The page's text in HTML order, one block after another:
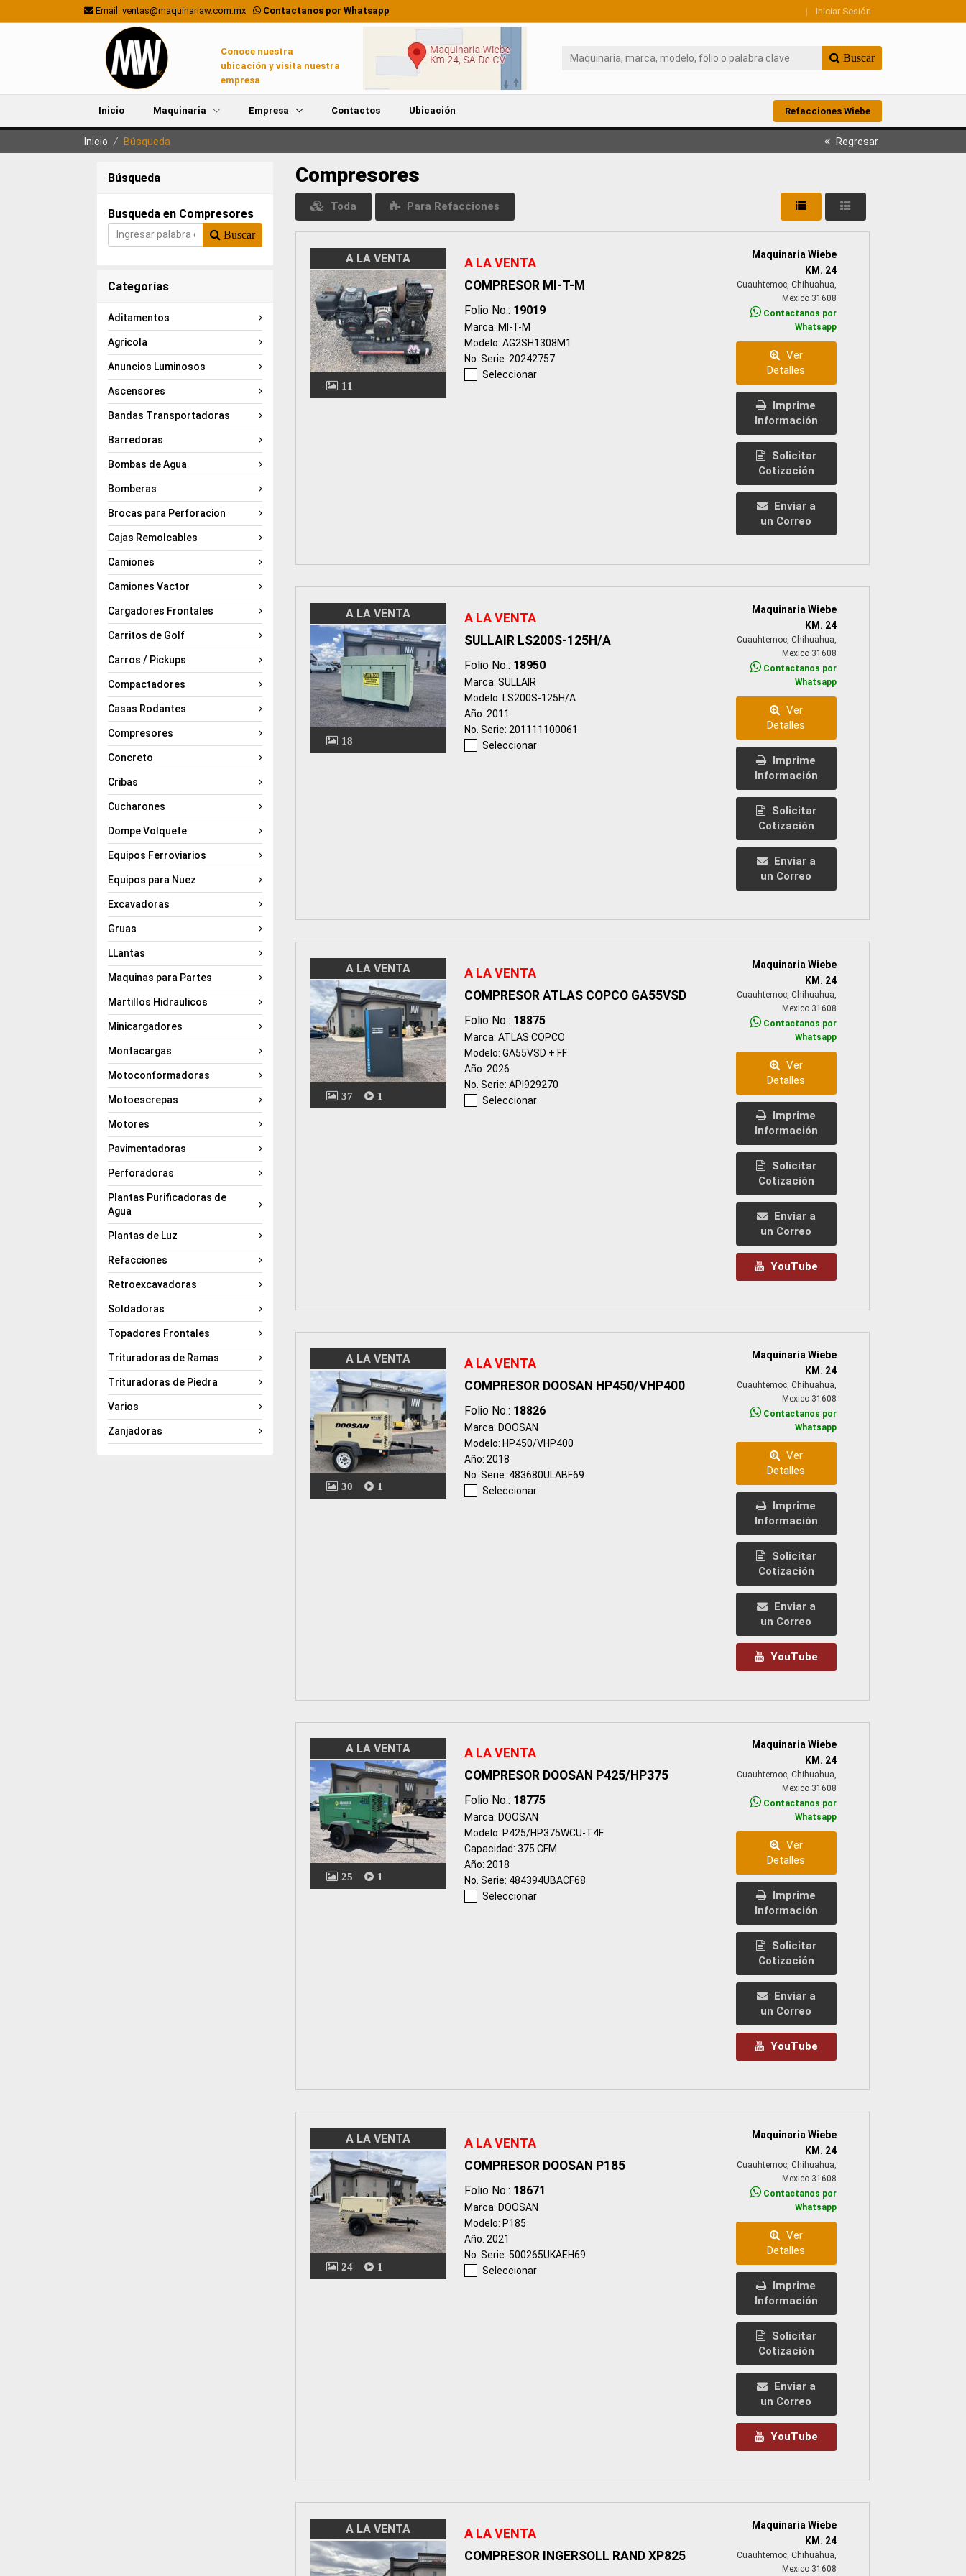
Email: ventas@maquinariaw.com.mx Contactanos por Whatsapp | Iniciar Sesión
Conoce nuestra
ubicación y visita nuestra
empresa
Buscar
Inicio Maquinaria Empresa Contactos Ubicación Refacciones Wiebe
Inicio / Búsqueda Regresar
Búsqueda
Busqueda en Compresores
Buscar
Categorías
Aditamentos
Agricola
Anuncios Luminosos
Ascensores
Bandas Transportadoras
Barredoras
Bombas de Agua
Bomberas
Brocas para Perforacion
Cajas Remolcables
Camiones
Camiones Vactor
Cargadores Frontales
Carritos de Golf
Carros / Pickups
Compactadores
Casas Rodantes
Compresores
Concreto
Cribas
Cucharones
Dompe Volquete
Equipos Ferroviarios
Equipos para Nuez
Excavadoras
Gruas
LLantas
Maquinas para Partes
Martillos Hidraulicos
Minicargadores
Montacargas
Motoconformadoras
Motoescrepas
Motores
Pavimentadoras
Perforadoras
Plantas Purificadoras de
Agua
Plantas de Luz
Refacciones
Retroexcavadoras
Soldadoras
Topadores Frontales
Trituradoras de Ramas
Trituradoras de Piedra
Varios
Zanjadoras
Compresores
Toda Para Refacciones
A LA VENTA
11
A LA VENTA
COMPRESOR MI-T-M
Folio No.: 19019
Marca: MI-T-M
Modelo: AG2SH1308M1
No. Serie: 20242757
Seleccionar
Maquinaria Wiebe
KM. 24
Cuauhtemoc, Chihuahua,
Mexico 31608
Contactanos por
Whatsapp
Ver
Detalles
Imprime
Información
Solicitar
Cotización
Enviar a
un Correo
A LA VENTA
18
A LA VENTA
SULLAIR LS200S-125H/A
Folio No.: 18950
Marca: SULLAIR
Modelo: LS200S-125H/A
Año: 2011
No. Serie: 201111100061
Seleccionar
Maquinaria Wiebe
KM. 24
Cuauhtemoc, Chihuahua,
Mexico 31608
Contactanos por
Whatsapp
Ver
Detalles
Imprime
Información
Solicitar
Cotización
Enviar a
un Correo
A LA VENTA
37 1
A LA VENTA
COMPRESOR ATLAS COPCO GA55VSD
Folio No.: 18875
Marca: ATLAS COPCO
Modelo: GA55VSD + FF
Año: 2026
No. Serie: API929270
Seleccionar
Maquinaria Wiebe
KM. 24
Cuauhtemoc, Chihuahua,
Mexico 31608
Contactanos por
Whatsapp
Ver
Detalles
Imprime
Información
Solicitar
Cotización
Enviar a
un Correo
YouTube
A LA VENTA
30 1
A LA VENTA
COMPRESOR DOOSAN HP450/VHP400
Folio No.: 18826
Marca: DOOSAN
Modelo: HP450/VHP400
Año: 2018
No. Serie: 483680ULABF69
Seleccionar
Maquinaria Wiebe
KM. 24
Cuauhtemoc, Chihuahua,
Mexico 31608
Contactanos por
Whatsapp
Ver
Detalles
Imprime
Información
Solicitar
Cotización
Enviar a
un Correo
YouTube
A LA VENTA
25 1
A LA VENTA
COMPRESOR DOOSAN P425/HP375
Folio No.: 18775
Marca: DOOSAN
Modelo: P425/HP375WCU-T4F
Capacidad: 375 CFM
Año: 2018
No. Serie: 484394UBACF68
Seleccionar
Maquinaria Wiebe
KM. 24
Cuauhtemoc, Chihuahua,
Mexico 31608
Contactanos por
Whatsapp
Ver
Detalles
Imprime
Información
Solicitar
Cotización
Enviar a
un Correo
YouTube
A LA VENTA
24 1
A LA VENTA
COMPRESOR DOOSAN P185
Folio No.: 18671
Marca: DOOSAN
Modelo: P185
Año: 2021
No. Serie: 500265UKAEH69
Seleccionar
Maquinaria Wiebe
KM. 24
Cuauhtemoc, Chihuahua,
Mexico 31608
Contactanos por
Whatsapp
Ver
Detalles
Imprime
Información
Solicitar
Cotización
Enviar a
un Correo
YouTube
A LA VENTA A LA VENTA
COMPRESOR INGERSOLL RAND XP825
Maquinaria Wiebe
KM. 24
Cuauhtemoc, Chihuahua,
Mexico 31608